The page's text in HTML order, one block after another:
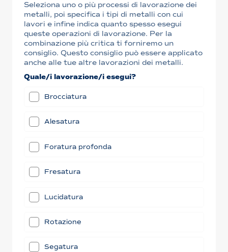
Seleziona uno o più processi di lavorazione dei
metalli, poi specifica i tipi di metalli con cui
lavori e infine indica quanto spesso esegui
queste operazioni di lavorazione. Per la
combinazione più critica ti forniremo un
consiglio. Questo consiglio può essere applicato
anche alle tue altre lavorazioni dei metalli.
Quale/i lavorazione/i esegui?
Brocciatura
Alesatura
Foratura profonda
Fresatura
Lucidatura
Rotazione
Segatura